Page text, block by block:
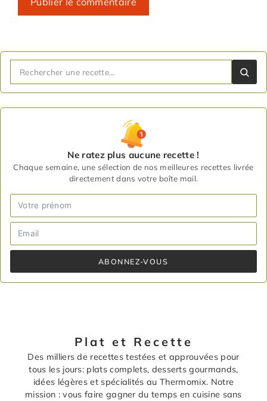
Ne ratez plus aucune recette !
Chaque semaine, une sélection de nos meilleures recettes livrée
directement dans votre boîte mail.
ABONNEZ-VOUS
Plat et Recette
Des milliers de recettes testées et approuvées pour
tous les jours: plats complets, desserts gourmands,
idées légères et spécialités au Thermomix. Notre
mission : vous faire gagner du temps en cuisine sans